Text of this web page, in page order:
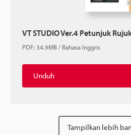
VT STUDIO Ver.4 Petunjuk
PDF: 34.9MB/Bahasa Inggris
Unduh
Tampilkan lebih